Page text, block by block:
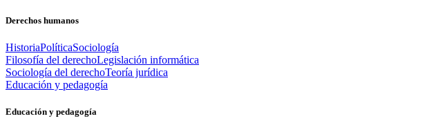
Derechos humanos
HistoriaPolíticaSociología
Filosofía del derechoLegislación informática
Sociología del derechoTeoría jurídica
Educación y pedagogía
Educación y pedagogía